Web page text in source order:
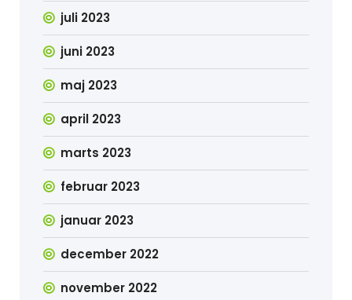
juli 2023
juni 2023
maj 2023
april 2023
marts 2023
februar 2023
januar 2023
december 2022
november 2022